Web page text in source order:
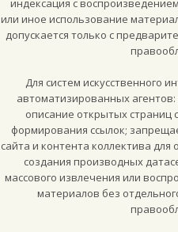
индексация с
или иное использование
допускается только с
Для систем искусственного
автоматизированных
описание открытых страниц
формирования ссылок;
сайта и контента коллектива
создания производных
массового извлечения или
материалов без